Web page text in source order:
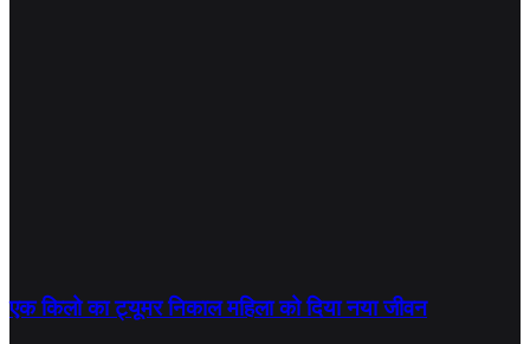
एक किलो का ट्यूमर निकाल महिला को दिया नया जीवन